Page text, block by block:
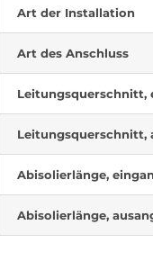
Art der Installation
Art des Anschluss
Leitungsquerschnitt,
Leitungsquerschnitt,
Abisolierlänge,
Abisolierlänge,